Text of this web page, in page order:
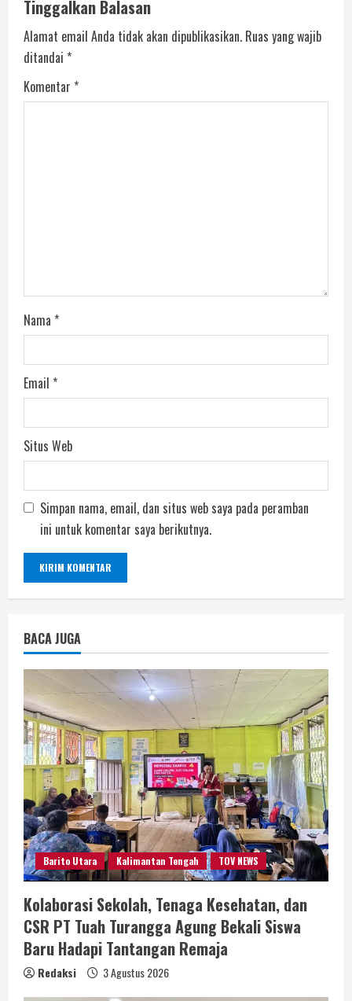
Tinggalkan Balasan
Alamat email Anda tidak akan dipublikasikan. Ruas yang wajib
ditandai *
Komentar *
Nama *
Email *
Situs Web
Simpan nama, email, dan situs web saya pada peramban
ini untuk komentar saya berikutnya.
BACA JUGA
Barito Utara Kalimantan Tengah TOV NEWS
Kolaborasi Sekolah, Tenaga Kesehatan, dan
CSR PT Tuah Turangga Agung Bekali Siswa
Baru Hadapi Tantangan Remaja
Redaksi 3 Agustus 2026